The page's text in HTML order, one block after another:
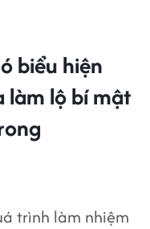
biểu hiện
làm lộ bí mật
trình làm nhiệm